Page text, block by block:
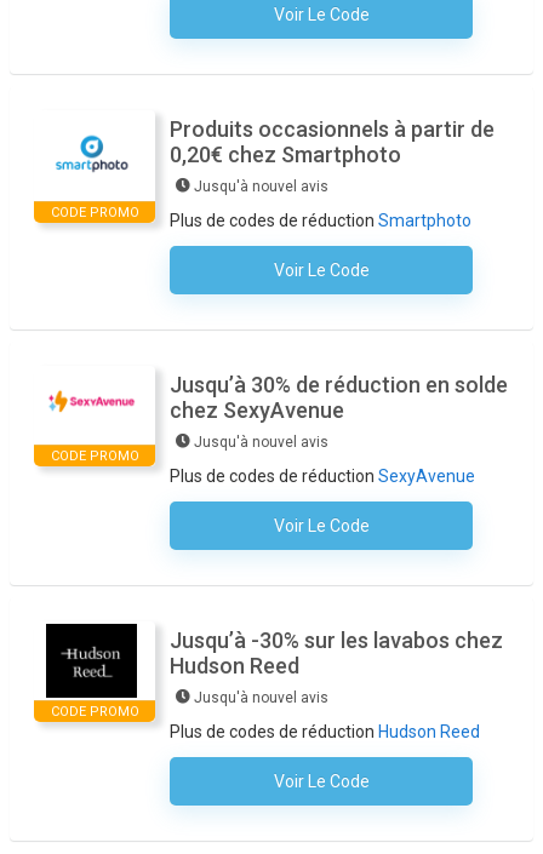
Voir Le Code
Aucun Code N'est Nécessaire
CODE PROMO
Produits occasionnels à partir de
0,20€ chez Smartphoto
Jusqu'à nouvel avis
Plus de codes de réduction Smartphoto
Voir Le Code
Aucun Code N'est Nécessaire
CODE PROMO
Jusqu’à 30% de réduction en solde
chez SexyAvenue
Jusqu'à nouvel avis
Plus de codes de réduction SexyAvenue
Voir Le Code
Aucun Code N'est Nécessaire
CODE PROMO
Jusqu’à -30% sur les lavabos chez
Hudson Reed
Jusqu'à nouvel avis
Plus de codes de réduction Hudson Reed
Voir Le Code
Aucun Code N'est Nécessaire